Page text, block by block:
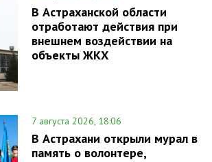
В Астраханской области
отработают действия при
внешнем воздействии на
объекты ЖКХ
7 августа 2026, 18:06
В Астрахани открыли мурал в
память о волонтере,